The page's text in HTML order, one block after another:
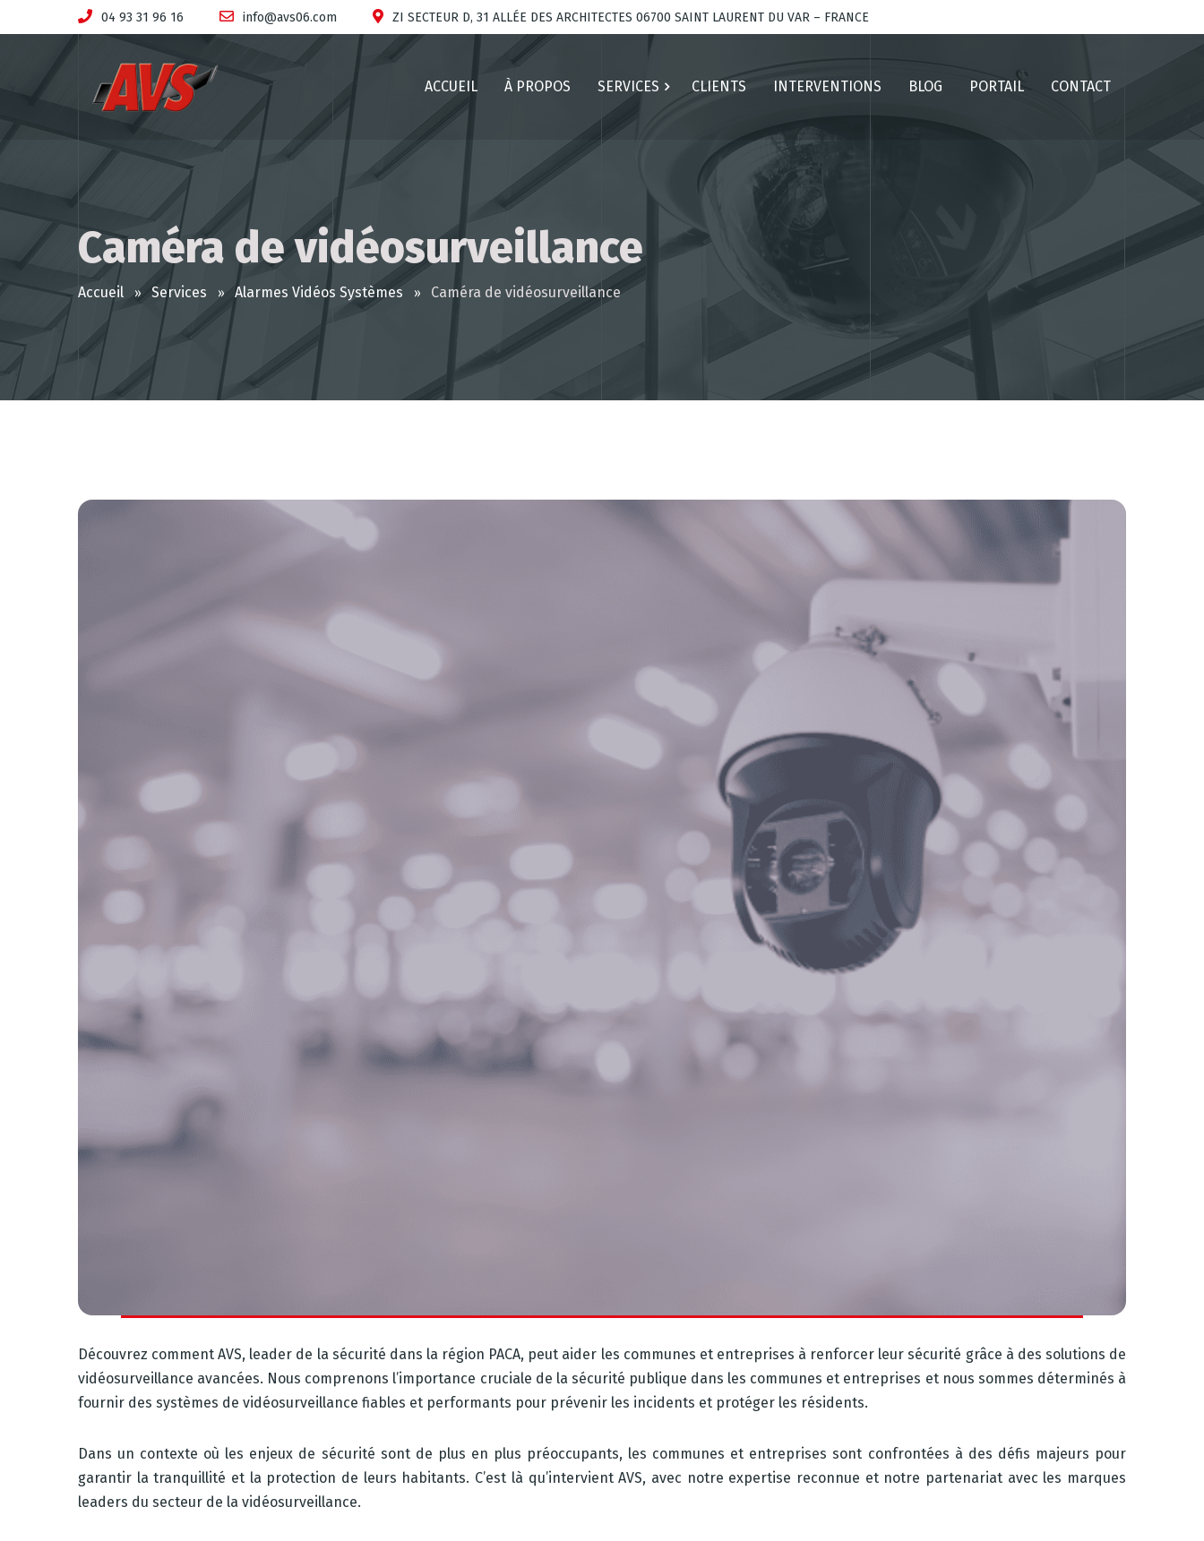
04 93 31 96 16 info@avs06.com ZI SECTEUR D, 31 ALLÉE DES ARCHITECTES 06700 SAINT LAURENT DU VAR – FRANCE
ACCUEIL À PROPOS SERVICES CLIENTS INTERVENTIONS BLOG PORTAIL CONTACT
Caméra de vidéosurveillance
Accueil Services Alarmes Vidéos Systèmes Caméra de vidéosurveillance
Découvrez comment AVS, leader de la sécurité dans la région PACA, peut aider les communes et entreprises à renforcer leur sécurité grâce à des solutions de
vidéosurveillance avancées. Nous comprenons l’importance cruciale de la sécurité publique dans les communes et entreprises et nous sommes déterminés à
fournir des systèmes de vidéosurveillance fiables et performants pour prévenir les incidents et protéger les résidents.
Dans un contexte où les enjeux de sécurité sont de plus en plus préoccupants, les communes et entreprises sont confrontées à des défis majeurs pour
garantir la tranquillité et la protection de leurs habitants. C’est là qu’intervient AVS, avec notre expertise reconnue et notre partenariat avec les marques
leaders du secteur de la vidéosurveillance.